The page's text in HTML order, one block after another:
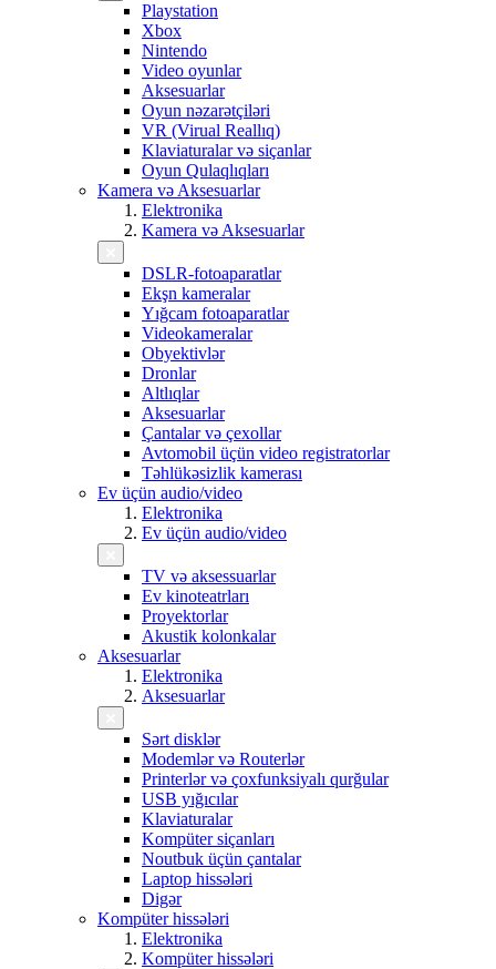
Playstation
Xbox
Nintendo
Video oyunlar
Aksesuarlar
Oyun nəzarətçiləri
VR (Virual Reallıq)
Klaviaturalar və siçanlar
Oyun Qulaqlıqları
Kamera və Aksesuarlar
Elektronika
Kamera və Aksesuarlar
DSLR-fotoaparatlar
Ekşn kameralar
Yığcam fotoaparatlar
Videokameralar
Obyektivlər
Dronlar
Altlıqlar
Aksesuarlar
Çantalar və çexollar
Avtomobil üçün video registratorlar
Təhlükəsizlik kamerası
Ev üçün audio/video
Elektronika
Ev üçün audio/video
TV və aksessuarlar
Ev kinoteatrları
Proyektorlar
Akustik kolonkalar
Aksesuarlar
Elektronika
Aksesuarlar
Sərt disklər
Modemlər və Routerlər
Printerlər və çoxfunksiyalı qurğular
USB yığıcılar
Klaviaturalar
Kompüter siçanları
Noutbuk üçün çantalar
Laptop hissələri
Digər
Kompüter hissələri
Elektronika
Kompüter hissələri